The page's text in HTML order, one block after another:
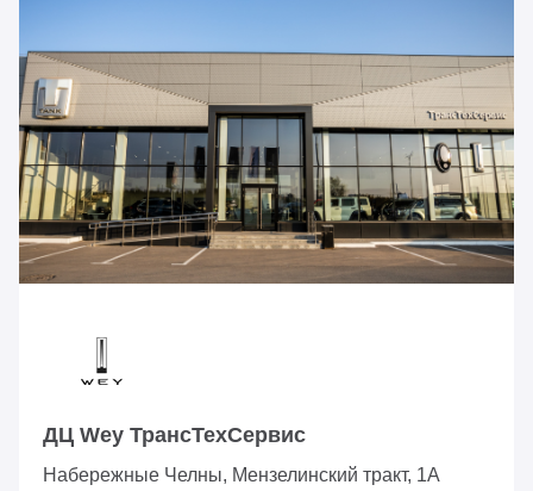
ДЦ Wey ТрансТехСервис
Набережные Челны, Мензелинский тракт, 1А